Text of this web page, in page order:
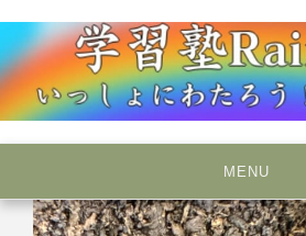
to
content
学習塾RainBow
MENU